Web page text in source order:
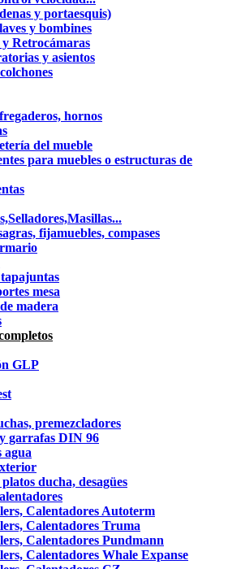
y portaesquis)
y bombines
Retrocámaras
y asientos
hornos
del mueble
para muebles o estructuras de
fijamuebles, compases
mesa
madera
GLP
premezcladores
garrafas DIN 96
agua
ducha, desagües
Calentadores Autoterm
Calentadores Truma
Calentadores Pundmann
Calentadores Whale Expanse